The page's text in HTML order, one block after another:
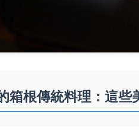
箱根傳統料理：這些